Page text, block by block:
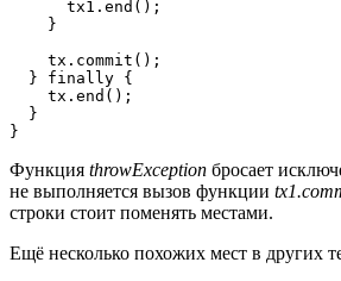
      tx1.end();
    }
    tx.commit();
  } finally {
    tx.end();
  }
}
Функция throwException бросает
не выполняется вызов функции
строки стоит поменять местами.
Ещё несколько похожих мест в других